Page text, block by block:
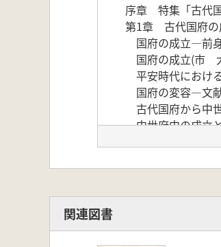
序章 特集「古代
第1章 古代国府の
国府の成立―前
国府の成立(市
平安時代におけ
国府の変容―文
古代国府から中
中世府中の成立
文献史料からみ
関連図書